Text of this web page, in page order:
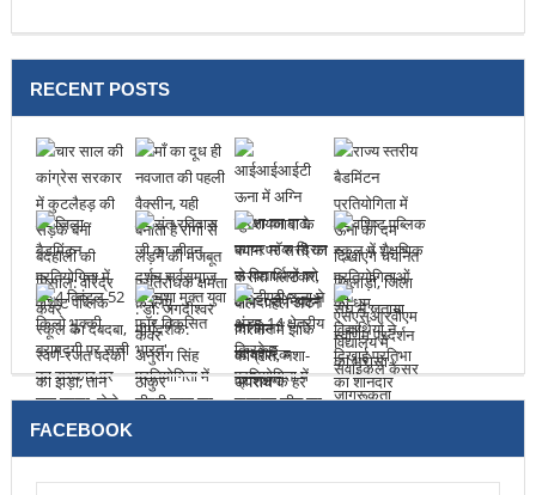
RECENT POSTS
FACEBOOK